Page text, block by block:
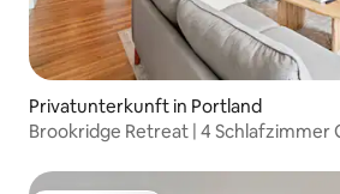
Privatunterkunft in Portland
Brookridge Retreat | 4 Schlafzimmer